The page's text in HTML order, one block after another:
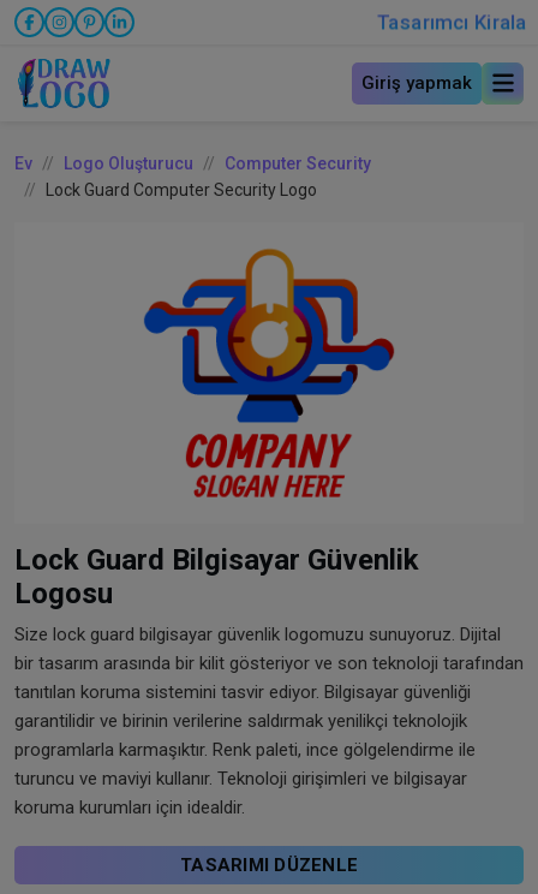
Tasarımcı Kirala
Giriş yapmak
Ev Logo Oluşturucu
Computer Security
Lock Guard Computer Security Logo
Lock Guard Bilgisayar Güvenlik
Logosu
Size lock guard bilgisayar güvenlik logomuzu sunuyoruz. Dijital
bir tasarım arasında bir kilit gösteriyor ve son teknoloji tarafından
tanıtılan koruma sistemini tasvir ediyor. Bilgisayar güvenliği
garantilidir ve birinin verilerine saldırmak yenilikçi teknolojik
programlarla karmaşıktır. Renk paleti, ince gölgelendirme ile
turuncu ve maviyi kullanır. Teknoloji girişimleri ve bilgisayar
koruma kurumları için idealdir.
TASARIMI DÜZENLE